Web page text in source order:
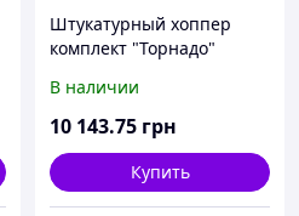
Штукатурный хоппер
комплект "Торнадо"
В наличии
10 143.75 грн
Купить